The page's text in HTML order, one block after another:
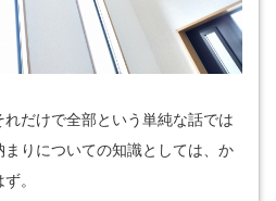
だけで全部という単純な話では
りについての知識としては、か
。